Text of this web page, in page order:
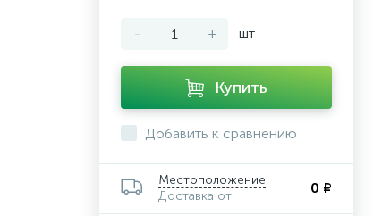
- + шт
Купить
Добавить к сравнению
Местоположение
Доставка от
0 ₽